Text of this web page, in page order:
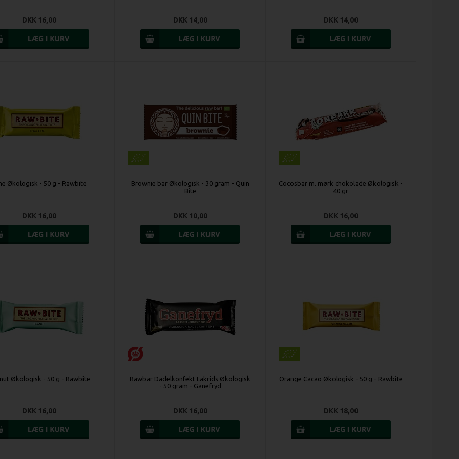
DKK 16,00 DKK 14,00 DKK 14,00
Økologisk - 50 g - Rawbite
DKK 16,00
Brownie bar Økologisk - 30 gram - Quin
Bite
DKK 10,00
Cocosbar m. mørk chokolade Økologisk -
40 gr
DKK 16,00
Økologisk - 50 g - Rawbite
DKK 16,00
Rawbar Dadelkonfekt Lakrids Økologisk
- 50 gram - Ganefryd
DKK 16,00
Orange Cacao Økologisk - 50 g - Rawbite
DKK 18,00